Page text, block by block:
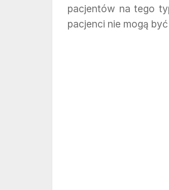
pacjentów na tego
pacjenci nie mogą